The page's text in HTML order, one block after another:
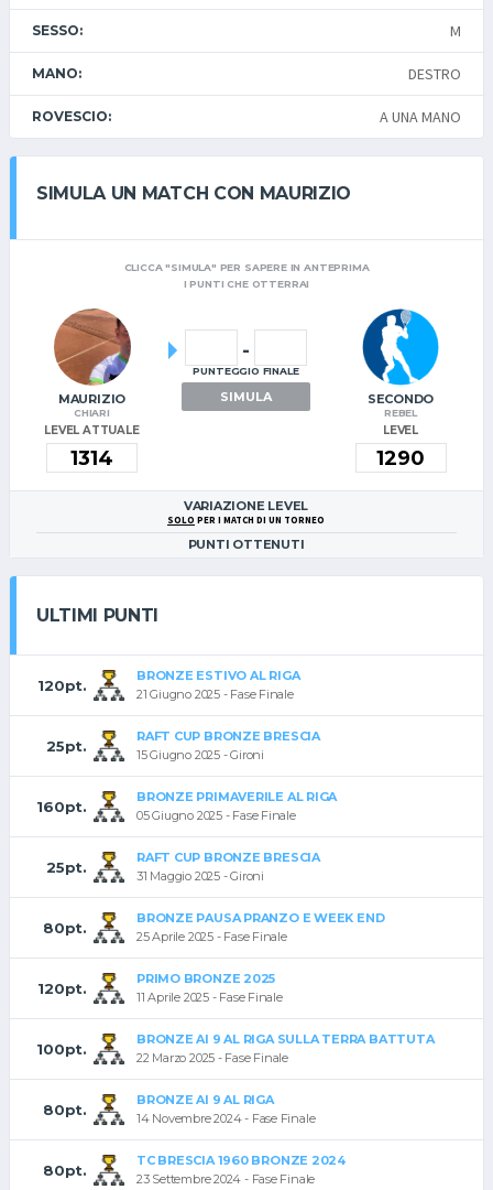
SESSO: M
MANO: DESTRO
ROVESCIO: A UNA MANO
SIMULA UN MATCH CON MAURIZIO
CLICCA "SIMULA" PER SAPERE IN ANTEPRIMA
I PUNTI CHE OTTERRAI
MAURIZIO
CHIARI
LEVEL ATTUALE
-
PUNTEGGIO FINALE
SIMULA SECONDO
REBEL
LEVEL
VARIAZIONE LEVEL
SOLO PER I MATCH DI UN TORNEO
PUNTI OTTENUTI
ULTIMI PUNTI
120pt.
BRONZE ESTIVO AL RIGA
21 Giugno 2025 - Fase Finale
25pt.
RAFT CUP BRONZE BRESCIA
15 Giugno 2025 - Gironi
160pt.
BRONZE PRIMAVERILE AL RIGA
05 Giugno 2025 - Fase Finale
25pt.
RAFT CUP BRONZE BRESCIA
31 Maggio 2025 - Gironi
80pt.
BRONZE PAUSA PRANZO E WEEK END
25 Aprile 2025 - Fase Finale
120pt.
PRIMO BRONZE 2025
11 Aprile 2025 - Fase Finale
100pt.
BRONZE AI 9 AL RIGA SULLA TERRA BATTUTA
22 Marzo 2025 - Fase Finale
80pt.
BRONZE AI 9 AL RIGA
14 Novembre 2024 - Fase Finale
80pt.
TC BRESCIA 1960 BRONZE 2024
23 Settembre 2024 - Fase Finale